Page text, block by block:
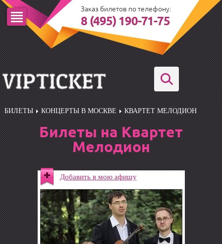
Заказ билетов по телефону:
8 (495) 190-71-75
БИЛЕТЫ КОНЦЕРТЫ В МОСКВЕ КВАРТЕТ МЕЛОДИОН
Билеты на Квартет
Мелодион
Добавить в мою афишу